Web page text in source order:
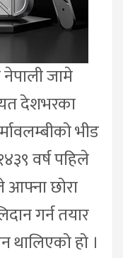
जामे
देशभरका
भीड
वर्ष पहिले
आफ्ना छोरा
गर्न तयार
थालिएको हो ।